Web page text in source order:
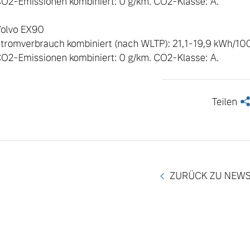
EX90
kombiniert (nach WLTP): 21,1-19,9 kWh/
Emissionen kombiniert: 0 g/km. CO2-Klasse: A.
Teilen <
ZURÜCK ZU